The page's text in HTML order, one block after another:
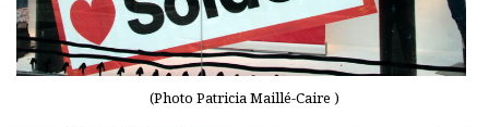
(Photo Patricia Maillé-Caire )